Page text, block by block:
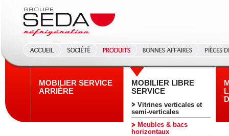
MOBILIER SERVICE
ARRIÈRE
MOBILIER LIBRE
SERVICE
Vitrines verticales et
semi-verticales
Meubles & bacs
horizontaux